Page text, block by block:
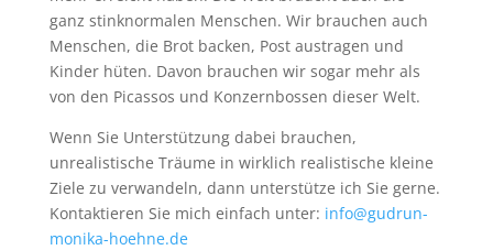
ganz stinknormalen Menschen. Wir brauchen auch
Menschen, die Brot backen, Post austragen und
Kinder hüten. Davon brauchen wir sogar mehr als
von den Picassos und Konzernbossen dieser Welt.
Wenn Sie Unterstützung dabei brauchen,
unrealistische Träume in wirklich realistische kleine
Ziele zu verwandeln, dann unterstütze ich Sie gerne.
Kontaktieren Sie mich einfach unter: info@gudrun-
monika-hoehne.de